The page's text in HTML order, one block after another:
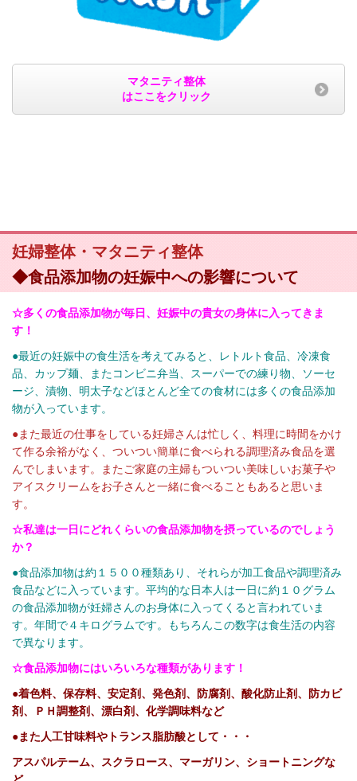
マタニティ整体
はここをクリック
妊婦整体・マタニティ整体
◆食品添加物の妊娠中への影響について
☆多くの食品添加物が毎日、妊娠中の貴女の身体に入ってきま
す！
●最近の妊娠中の食生活を考えてみると、レトルト食品、冷凍食
品、カップ麺、またコンビニ弁当、スーパーでの練り物、ソーセ
ージ、漬物、明太子などほとんど全ての食材には多くの食品添加
物が入っています。
●また最近の仕事をしている妊婦さんは忙しく、料理に時間をかけ
て作る余裕がなく、ついつい簡単に食べられる調理済み食品を選
んでしまいます。またご家庭の主婦もついつい美味しいお菓子や
アイスクリームをお子さんと一緒に食べることもあると思いま
す。
☆私達は一日にどれくらいの食品添加物を摂っているのでしょう
か？
●食品添加物は約１５００種類あり、それらが加工食品や調理済み
食品などに入っています。平均的な日本人は一日に約１０グラム
の食品添加物が妊婦さんのお身体に入ってくると言われていま
す。年間で４キログラムです。もちろんこの数字は食生活の内容
で異なります。
☆食品添加物にはいろいろな種類があります！
●着色料、保存料、安定剤、発色剤、防腐剤、酸化防止剤、防カビ
剤、ＰＨ調整剤、漂白剤、化学調味料など
●また人工甘味料やトランス脂肪酸として・・・
アスパルテーム、スクラロース、マーガリン、ショートニングな